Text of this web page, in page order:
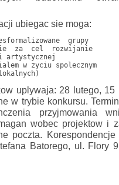
ubiegac sie moga:
grupy
za  cel  rozwijanie
artystycznej
w zyciu spolecznym
uplywaja: 28 lutego,
w trybie konkursu.
przyjmowania
wobec projektow i
poczta.
Batorego, ul. Flory